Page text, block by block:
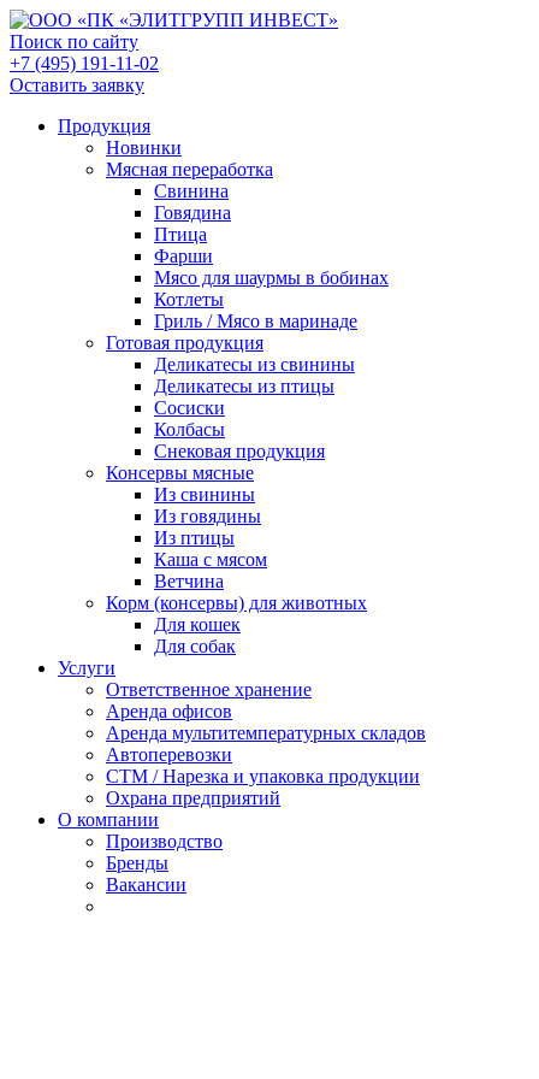
Поиск по сайту
+7 (495) 191-11-02
Оставить заявку
Продукция
Новинки
Мясная переработка
Свинина
Говядина
Птица
Фарши
Мясо для шаурмы в бобинах
Котлеты
Гриль / Мясо в маринаде
Готовая продукция
Деликатесы из свинины
Деликатесы из птицы
Сосиски
Колбасы
Снековая продукция
Консервы мясные
Из свинины
Из говядины
Из птицы
Каша с мясом
Ветчина
Корм (консервы) для животных
Для кошек
Для собак
Услуги
Ответственное хранение
Аренда офисов
Аренда мультитемпературных складов
Автоперевозки
СТМ / Нарезка и упаковка продукции
Охрана предприятий
О компании
Производство
Бренды
Вакансии